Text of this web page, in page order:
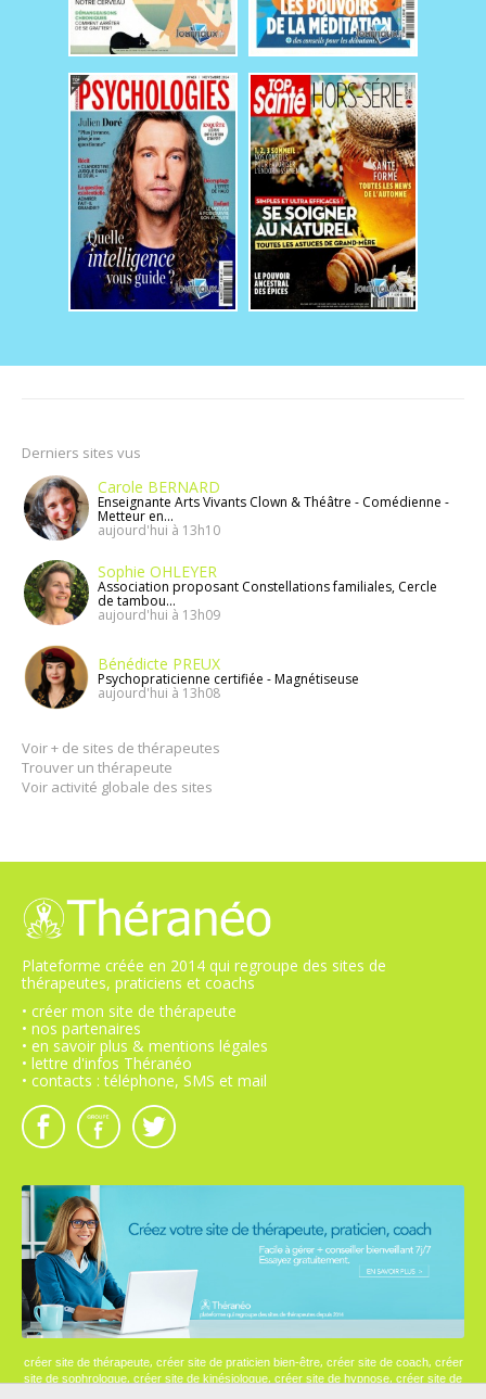
Derniers sites vus
Carole BERNARD
Enseignante Arts Vivants Clown & Théâtre - Comédienne -
Metteur en...
aujourd'hui à 13h10
Sophie OHLEYER
Association proposant Constellations familiales, Cercle
de tambou...
aujourd'hui à 13h09
Bénédicte PREUX
Psychopraticienne certifiée - Magnétiseuse
aujourd'hui à 13h08
Voir + de sites de thérapeutes
Trouver un thérapeute
Voir activité globale des sites
Plateforme créée en 2014 qui regroupe des sites de
thérapeutes, praticiens et coachs
• créer mon site de thérapeute
• nos partenaires
• en savoir plus & mentions légales
• lettre d'infos Théranéo
• contacts : téléphone, SMS et mail
créer site de thérapeute, créer site de praticien bien-être, créer site de coach, créer
site de sophrologue, créer site de kinésiologue, créer site de hypnose, créer site de